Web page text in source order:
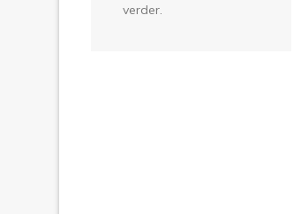
verder.